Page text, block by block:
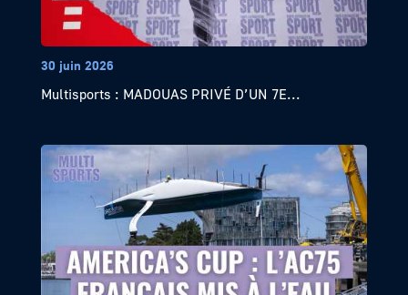
30 juin 2026
Multisports : MADOUAS PRIVÉ D’UN 7E...